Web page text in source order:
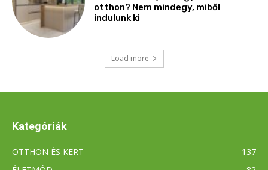
Kategóriák
OTTHON ÉS KERT
137